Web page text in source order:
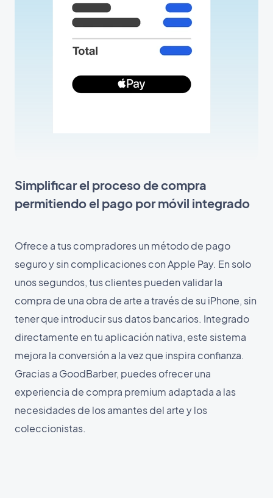
Simplificar el proceso de compra
permitiendo el pago por móvil integrado
Ofrece a tus compradores un método de pago
seguro y sin complicaciones con Apple Pay. En solo
unos segundos, tus clientes pueden validar la
compra de una obra de arte a través de su iPhone, sin
tener que introducir sus datos bancarios. Integrado
directamente en tu aplicación nativa, este sistema
mejora la conversión a la vez que inspira confianza.
Gracias a GoodBarber, puedes ofrecer una
experiencia de compra premium adaptada a las
necesidades de los amantes del arte y los
coleccionistas.